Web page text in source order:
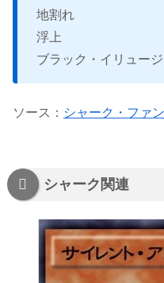
地割れ
浮上
ブラック・イリュー
ソース： シャーク・ファ
シャーク関連